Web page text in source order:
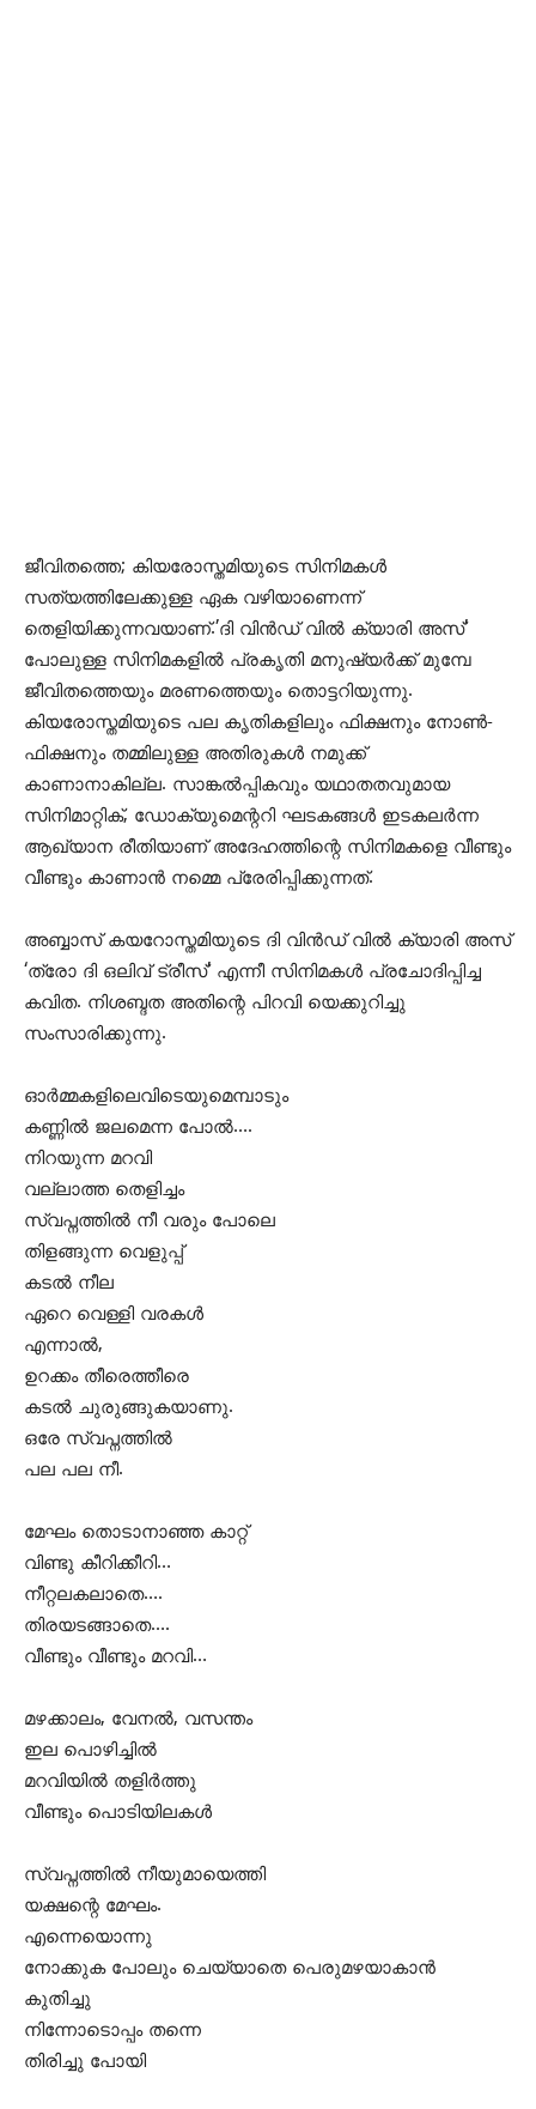
ജീവിതത്തെ; കിയരോസ്തമിയുടെ സിനിമകള്‍
സത്യത്തിലേക്കുള്ള ഏക വഴിയാണെന്ന്
തെളിയിക്കുന്നവയാണ്.’ദി വിന്‍ഡ് വില്‍ ക്യാരി അസ്’
പോലുള്ള സിനിമകളില്‍ പ്രകൃതി മനുഷ്യര്‍ക്ക് മുമ്പേ
ജീവിതത്തെയും മരണത്തെയും തൊട്ടറിയുന്നു.
കിയരോസ്തമിയുടെ പല കൃതികളിലും ഫിക്ഷനും നോണ്‍-
ഫിക്ഷനും തമ്മിലുള്ള അതിരുകള്‍ നമുക്ക്
കാണാനാകില്ല. സാങ്കല്‍പ്പികവും യഥാതതവുമായ
സിനിമാറ്റിക്, ഡോക്യുമെന്ററി ഘടകങ്ങള്‍ ഇടകലര്‍ന്ന
ആഖ്യാന രീതിയാണ് അദേഹത്തിന്റെ സിനിമകളെ വീണ്ടും
വീണ്ടും കാണാന്‍ നമ്മെ പ്രേരിപ്പിക്കുന്നത്.
അബ്ബാസ് കയറോസ്തമിയുടെ ദി വിന്‍ഡ് വില്‍ ക്യാരി അസ്
‘ത്രോ ദി ഒലിവ് ട്രീസ്’ എന്നീ സിനിമകള്‍ പ്രചോദിപ്പിച്ച
കവിത. നിശബ്ദത അതിന്റെ പിറവി യെക്കുറിച്ചു
സംസാരിക്കുന്നു.
ഓര്‍മ്മകളിലെവിടെയുമെമ്പാടും
കണ്ണില്‍ ജലമെന്ന പോല്‍….
നിറയുന്ന മറവി
വല്ലാത്ത തെളിച്ചം
സ്വപ്നത്തില്‍ നീ വരും പോലെ
തിളങ്ങുന്ന വെളുപ്പ്
കടല്‍ നീല
ഏറെ വെള്ളി വരകള്‍
എന്നാല്‍,
ഉറക്കം തീരെത്തീരെ
കടല്‍ ചുരുങ്ങുകയാണു.
ഒരേ സ്വപ്നത്തില്‍
പല പല നീ.
മേഘം തൊടാനാഞ്ഞ കാറ്റ്
വിണ്ടു കീറിക്കീറി…
നീറ്റലകലാതെ….
തിരയടങ്ങാതെ….
വീണ്ടും വീണ്ടും മറവി…
മഴക്കാലം, വേനല്‍, വസന്തം
ഇല പൊഴിച്ചില്‍
മറവിയില്‍ തളിര്‍ത്തു
വീണ്ടും പൊടിയിലകള്‍
സ്വപ്നത്തില്‍ നീയുമായെത്തി
യക്ഷന്റെ മേഘം.
എന്നെയൊന്നു
നോക്കുക പോലും ചെയ്യാതെ പെരുമഴയാകാന്‍
കുതിച്ചു
നിന്നോടൊപ്പം തന്നെ
തിരിച്ചു പോയി